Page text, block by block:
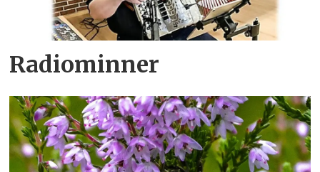
Radiominner